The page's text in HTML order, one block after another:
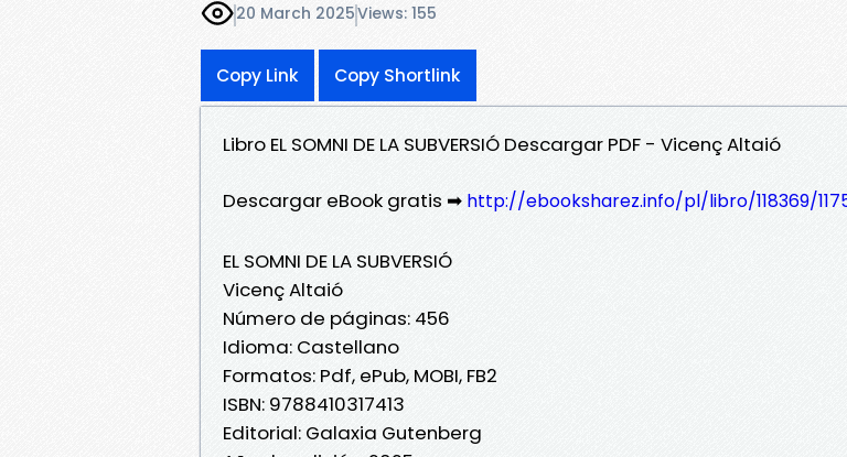
20 March 2025Views: 155
Copy Link Copy Shortlink
Libro EL SOMNI DE LA SUBVERSIÓ Descargar PDF - Vicenç Altaió
Descargar eBook gratis ➡ http://ebooksharez.info/pl/libro/118369/
EL SOMNI DE LA SUBVERSIÓ
Vicenç Altaió
Número de páginas: 456
Idioma: Castellano
Formatos: Pdf, ePub, MOBI, FB2
ISBN: 9788410317413
Editorial: Galaxia Gutenberg